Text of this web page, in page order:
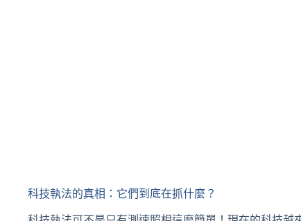
科技執法的真相：它們到底在抓什麼？